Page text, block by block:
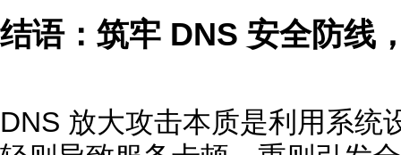
结语：筑牢 DNS 安全防线
DNS 放大攻击本质是利用系统